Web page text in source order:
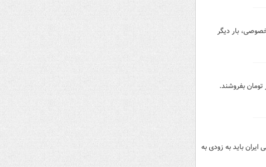
دولتی و خصوصی، بار دیگر
باید به زودی به